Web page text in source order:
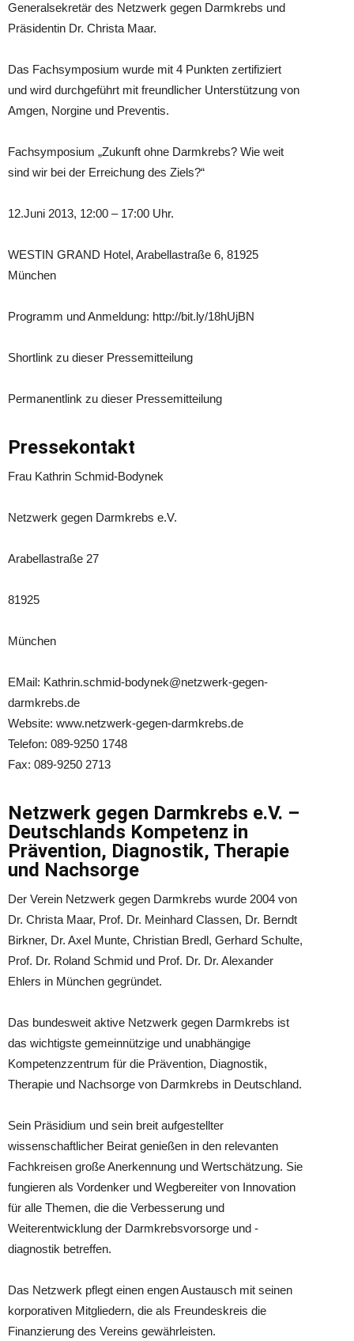
Generalsekretär des Netzwerk gegen Darmkrebs und
Präsidentin Dr. Christa Maar.
Das Fachsymposium wurde mit 4 Punkten zertifiziert
und wird durchgeführt mit freundlicher Unterstützung von
Amgen, Norgine und Preventis.
Fachsymposium „Zukunft ohne Darmkrebs? Wie weit
sind wir bei der Erreichung des Ziels?“
12.Juni 2013, 12:00 – 17:00 Uhr.
WESTIN GRAND Hotel, Arabellastraße 6, 81925
München
Programm und Anmeldung: http://bit.ly/18hUjBN
Shortlink zu dieser Pressemitteilung
Permanentlink zu dieser Pressemitteilung
Pressekontakt
Frau Kathrin Schmid-Bodynek
Netzwerk gegen Darmkrebs e.V.
Arabellastraße 27
81925
München
EMail: Kathrin.schmid-bodynek@netzwerk-gegen-
darmkrebs.de
Website: www.netzwerk-gegen-darmkrebs.de
Telefon: 089-9250 1748
Fax: 089-9250 2713
Netzwerk gegen Darmkrebs e.V. –
Deutschlands Kompetenz in
Prävention, Diagnostik, Therapie
und Nachsorge
Der Verein Netzwerk gegen Darmkrebs wurde 2004 von
Dr. Christa Maar, Prof. Dr. Meinhard Classen, Dr. Berndt
Birkner, Dr. Axel Munte, Christian Bredl, Gerhard Schulte,
Prof. Dr. Roland Schmid und Prof. Dr. Dr. Alexander
Ehlers in München gegründet.
Das bundesweit aktive Netzwerk gegen Darmkrebs ist
das wichtigste gemeinnützige und unabhängige
Kompetenzzentrum für die Prävention, Diagnostik,
Therapie und Nachsorge von Darmkrebs in Deutschland.
Sein Präsidium und sein breit aufgestellter
wissenschaftlicher Beirat genießen in den relevanten
Fachkreisen große Anerkennung und Wertschätzung. Sie
fungieren als Vordenker und Wegbereiter von Innovation
für alle Themen, die die Verbesserung und
Weiterentwicklung der Darmkrebsvorsorge und -
diagnostik betreffen.
Das Netzwerk pflegt einen engen Austausch mit seinen
korporativen Mitgliedern, die als Freundeskreis die
Finanzierung des Vereins gewährleisten.